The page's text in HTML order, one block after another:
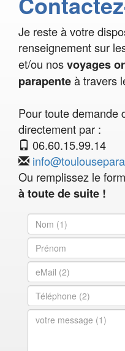
Je reste à votre
renseignement sur
et/ou nosvoyages
parapenteà travers
Pour toute demande
directement par :
06.60.15.99.14
Ou remplissez le
à toute de suite !